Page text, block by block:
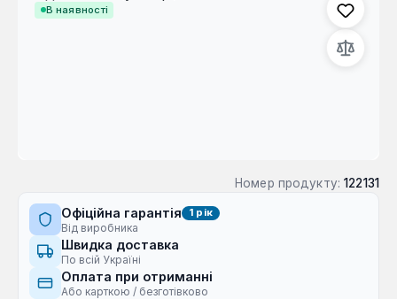
В наявності
Номер продукту: 122131
Офіційна гарантія 1 рік
Від виробника
Швидка доставка
По всій Україні
Оплата при отриманні
Або карткою / безготівково